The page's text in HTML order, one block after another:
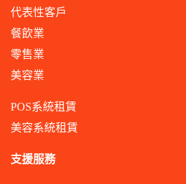
代表性客戶
餐飲業
零售業
美容業
POS系統租賃
美容系統租賃
支援服務